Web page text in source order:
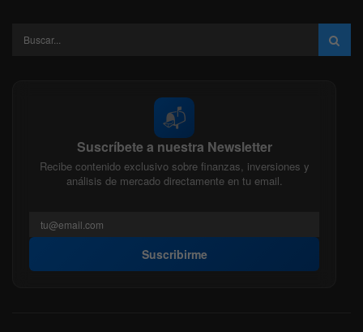
📬
Suscríbete a nuestra Newsletter
Recibe contenido exclusivo sobre finanzas, inversiones y
análisis de mercado directamente en tu email.
Suscribirme